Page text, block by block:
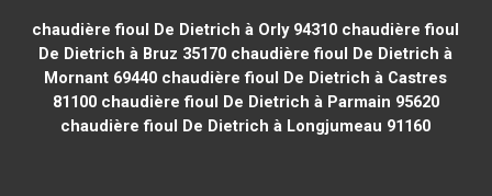
chaudière fioul De Dietrich à Orly 94310 chaudière fioul
De Dietrich à Bruz 35170 chaudière fioul De Dietrich à
Mornant 69440 chaudière fioul De Dietrich à Castres
81100chaudière fioul De Dietrich à Parmain 95620
chaudière fioul De Dietrich à Longjumeau 91160